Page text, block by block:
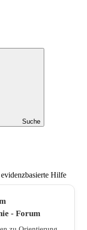
Suche
Hilfe
- Forum